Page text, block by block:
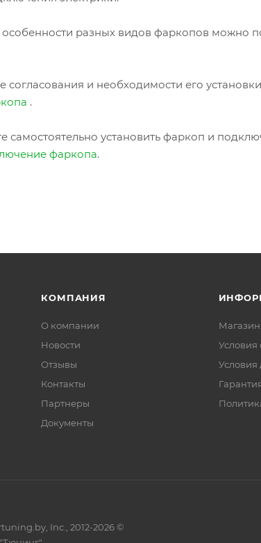
разных видов фаркопов можно
и необходимости его
.
самостоятельно установить фаркоп и
фаркопа.
КОМПАНИЯ
О компании
Новости
Отзывы
Контакты
Партнеры
Документы
Условия
Условия
Inc., 2012-2026 ©